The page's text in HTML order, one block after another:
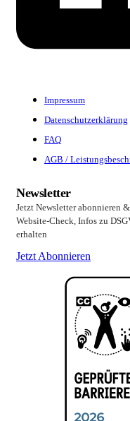
Impressum
Datenschutzerklärung
FAQ
AGB /
Newsletter
Jetzt Newsletter abonnieren
Website-Check, Infos zu
erhalten
Jetzt Abonnieren